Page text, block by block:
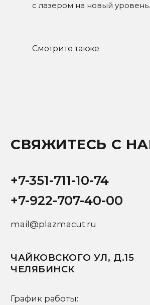
с лазером на новый уровень.
Смотрите также
Ваш email
Ваш вопрос
Я подтверждаю ознакомление с
Отправить запрос